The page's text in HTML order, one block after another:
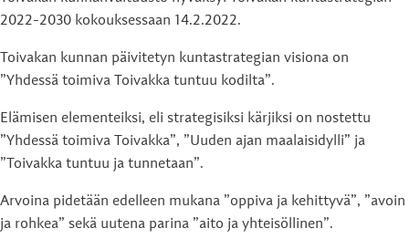
2022-2030 kokouksessaan 14.2.2022.
Toivakan kunnan päivitetyn kuntastrategian visiona on
”Yhdessä toimiva Toivakka tuntuu kodilta”.
Elämisen elementeiksi, eli strategisiksi kärjiksi on nostettu
”Yhdessä toimiva Toivakka”, ”Uuden ajan maalaisidylli” ja
”Toivakka tuntuu ja tunnetaan”.
Arvoina pidetään edelleen mukana ”oppiva ja kehittyvä”, ”avoin
ja rohkea” sekä uutena parina ”aito ja yhteisöllinen”.